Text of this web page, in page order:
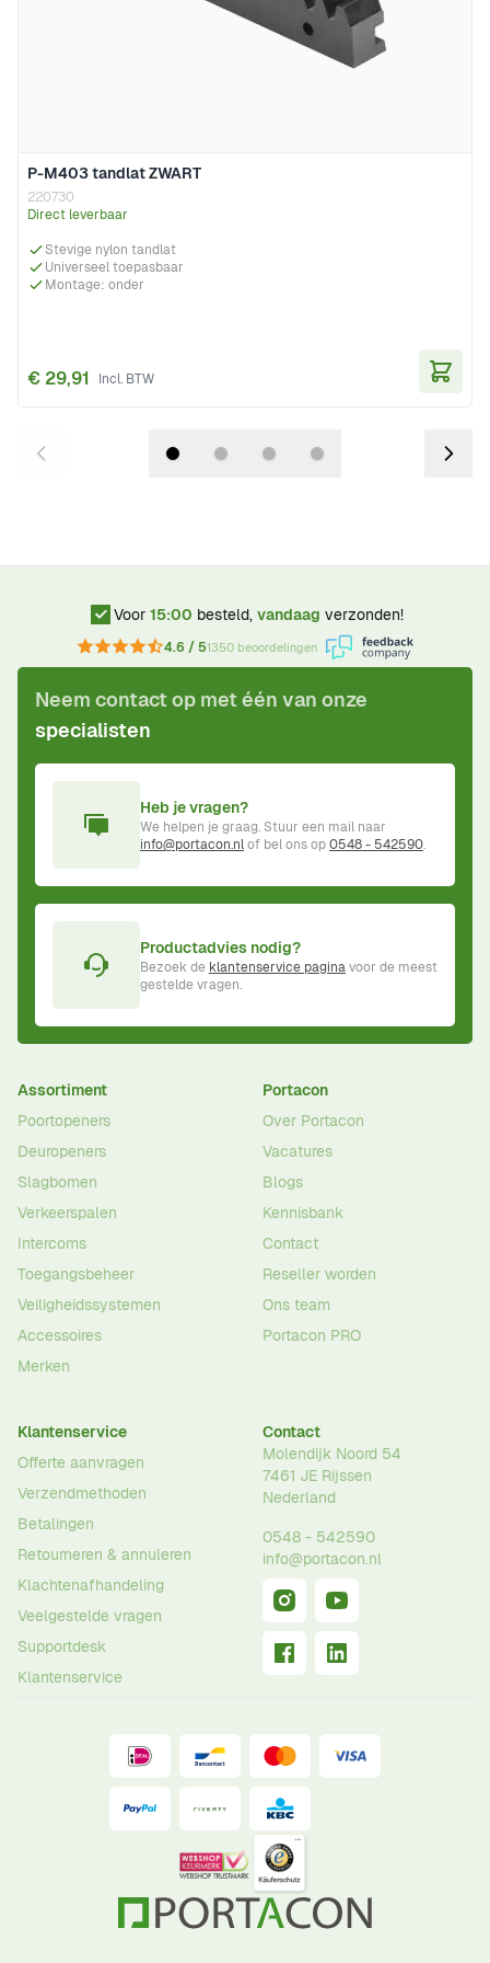
P-M403 tandlat ZWART
220730
Direct leverbaar
Stevige nylon tandlat
Universeel toepasbaar
Montage: onder
€ 29,91
Voor 15:00 besteld, vandaag verzonden!
4.6 / 51350 beoordelingen
Neem contact op met één van onze
specialisten
Heb je vragen?
We helpen je graag. Stuur een mail naar
info@portacon.nlof bel ons op0548 - 542590.
Productadvies nodig?
Bezoek de klantenservice paginavoor de meest
gestelde vragen.
Assortiment
Poortopeners
Deuropeners
Slagbomen
Verkeerspalen
Intercoms
Toegangsbeheer
Veiligheidssystemen
Accessoires
Merken
Portacon
Over Portacon
Vacatures
Blogs
Kennisbank
Contact
Reseller worden
Ons team
Portacon PRO
Klantenservice
Offerte aanvragen
Verzendmethoden
Betalingen
Retourneren & annuleren
Klachtenafhandeling
Veelgestelde vragen
Supportdesk
Klantenservice
Contact
Molendijk Noord 54
7461 JE Rijssen
Nederland
0548 - 542590
info@portacon.nl